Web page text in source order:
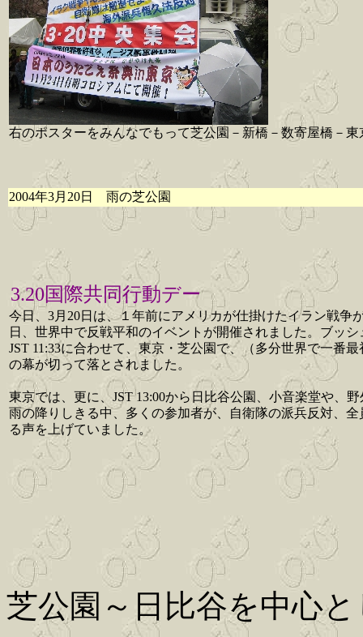
右のポスターをみんなでもって芝公園－新橋－数寄屋橋－
2004年3月20日 雨の芝公園
3.20国際共同行動デー
今日、3月20日は、１年前にアメリカが仕掛けたイラン戦争
日、世界中で反戦平和のイベントが開催されました。ブッ
JST 11:33に合わせて、東京・芝公園で、（多分世界で一番
の幕が切って落とされました。
東京では、更に、JST 13:00から日比谷公園、小音楽堂や、
雨の降りしきる中、多くの参加者が、自衛隊の派兵反対、
る声を上げていました。
芝公園～日比谷を中心